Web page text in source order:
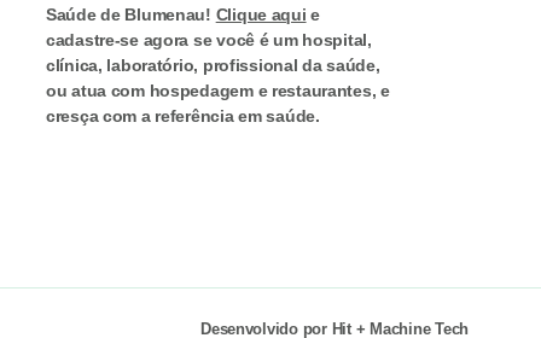
Saúde de Blumenau! Clique aqui e
cadastre-se agora se você é um hospital,
clínica, laboratório, profissional da saúde,
ou atua com hospedagem e restaurantes, e
cresça com a referência em saúde.
Desenvolvido por Hit+ Machine Tech